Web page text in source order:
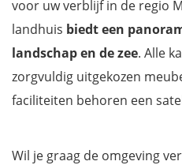
voor uw verblijf in de regio
landhuis biedt een
landschap en de zee. Alle
zorgvuldig uitgekozen
faciliteiten behoren een
Wil je graag de omgeving